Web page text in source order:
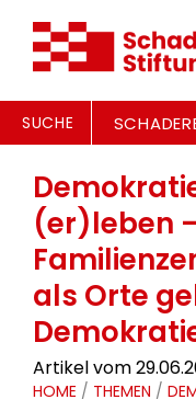
SUCHE
(er)leben
als Orte
Artikel vom
HOME / THEMEN /